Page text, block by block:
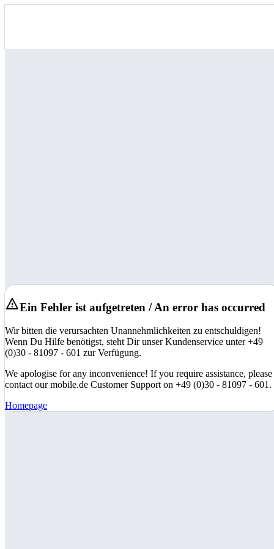
Ein Fehler ist aufgetreten / An error has occurred
Wir bitten die verursachten Unannehmlichkeiten zu entschuldigen!
Wenn Du Hilfe benötigst, steht Dir unser Kundenservice unter +49
(0)30 - 81097 - 601 zur Verfügung.
We apologise for any inconvenience! If you require assistance, please
contact our mobile.de Customer Support on +49 (0)30 - 81097 - 601.
Homepage